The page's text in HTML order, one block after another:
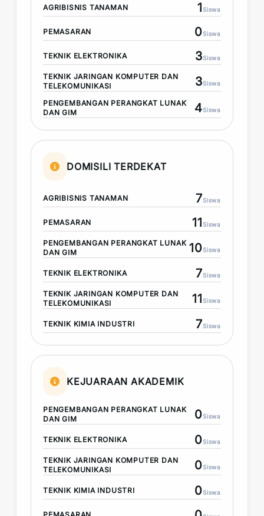
AGRIBISNIS TANAMAN 1Siswa
PEMASARAN 0Siswa
TEKNIK ELEKTRONIKA 3Siswa
TEKNIK JARINGAN KOMPUTER DAN
TELEKOMUNIKASI
3Siswa
PENGEMBANGAN PERANGKAT LUNAK
DAN GIM
4Siswa
DOMISILI TERDEKAT
AGRIBISNIS TANAMAN 7Siswa
PEMASARAN 11Siswa
PENGEMBANGAN PERANGKAT LUNAK
DAN GIM
10Siswa
TEKNIK ELEKTRONIKA 7Siswa
TEKNIK JARINGAN KOMPUTER DAN
TELEKOMUNIKASI
11Siswa
TEKNIK KIMIA INDUSTRI 7Siswa
KEJUARAAN AKADEMIK
PENGEMBANGAN PERANGKAT LUNAK
DAN GIM
0Siswa
TEKNIK ELEKTRONIKA 0Siswa
TEKNIK JARINGAN KOMPUTER DAN
TELEKOMUNIKASI
0Siswa
TEKNIK KIMIA INDUSTRI 0Siswa